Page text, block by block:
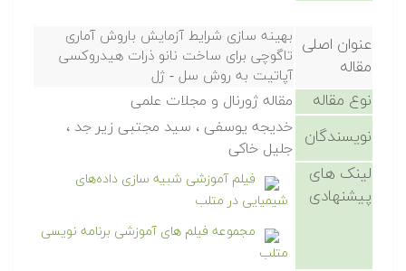
عنوان اصلی
مقاله
بهینه سازی شرایط آزمایش باروش آماری
تاگوچی برای ساخت نانو ذرات هیدروکسی
آپاتیت به روش سل - ژل
نوع مقاله مقاله ژورنال و مجلات علمی
نویسندگان
خدیجه یوسفی ، سید مجتبی زیر جد ،
جلیل خاکی
لینک های
پیشنهادی
فیلم آموزشی شبیه سازی داده‌های
شیمیایی در متلب
مجموعه فیلم های آموزشی برنامه نویسی
متلب